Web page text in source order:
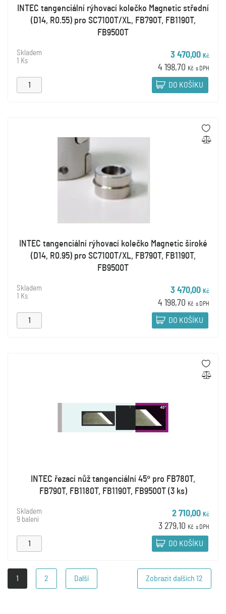
INTEC tangenciální rýhovací kolečko Magnetic střední
(D14, R0.55) pro SC7100T/XL, FB790T, FB1190T,
FB9500T
Skladem
1 Ks
3 470,00 Kč
4 198,70 Kč s DPH
DO KOŠÍKU
INTEC tangenciální rýhovací kolečko Magnetic široké
(D14, R0.95) pro SC7100T/XL, FB790T, FB1190T,
FB9500T
Skladem
1 Ks
3 470,00 Kč
4 198,70 Kč s DPH
DO KOŠÍKU
INTEC řezací nůž tangenciální 45° pro FB780T,
FB790T, FB1180T, FB1190T, FB9500T (3 ks)
Skladem
9 balení
2 710,00 Kč
3 279,10 Kč s DPH
DO KOŠÍKU
1 2 Další Zobrazit dalších 12